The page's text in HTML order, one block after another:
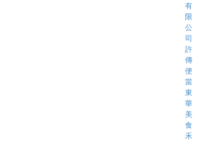
有
限
公
司
許
傳
便
當
東
華
美
食
禾